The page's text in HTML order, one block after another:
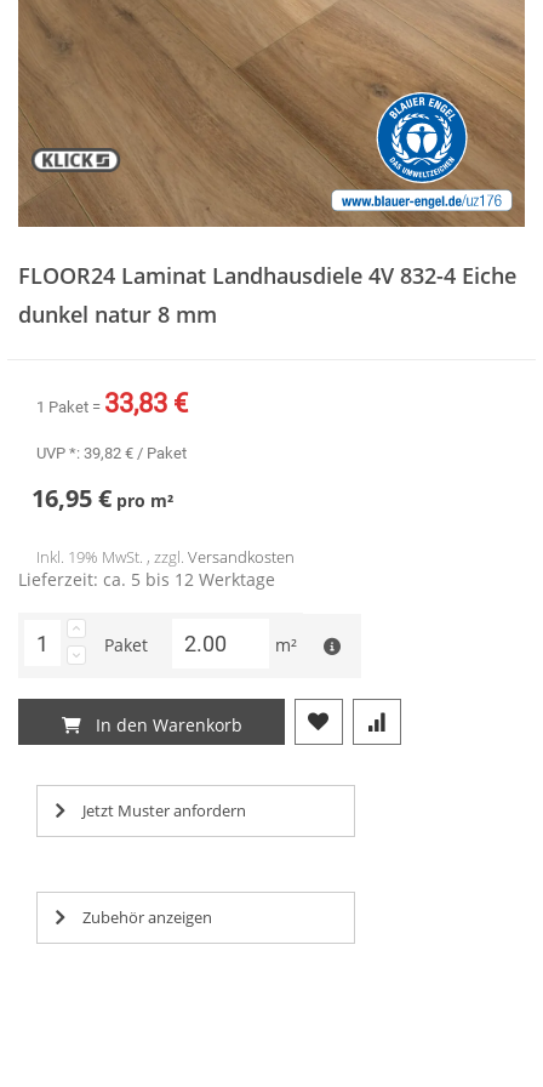
der
Bildergalerie
springen
FLOOR24 Laminat Landhausdiele 4V 832-4 Eiche
dunkel natur 8 mm
1 Paket = 33,83 €
UVP *: 39,82 € / Paket
16,95 € pro m²
Inkl. 19% MwSt. , zzgl. Versandkosten
Lieferzeit: ca. 5 bis 12 Werktage
Paket m²
In den Warenkorb
Jetzt Muster anfordern
Zubehör anzeigen